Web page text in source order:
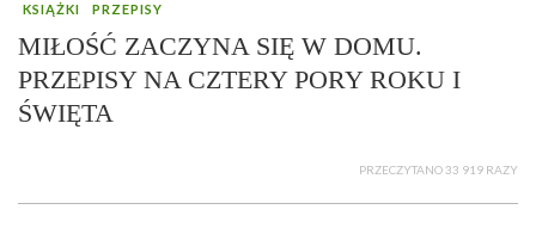
KSIĄŻKI PRZEPISY
MIŁOŚĆ ZACZYNA SIĘ W DOMU.
PRZEPISY NA CZTERY PORY ROKU I
ŚWIĘTA
PRZECZYTANO 33 919 RAZY